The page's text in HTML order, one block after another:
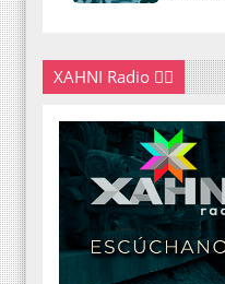
XAHNI Radio 👇🏽